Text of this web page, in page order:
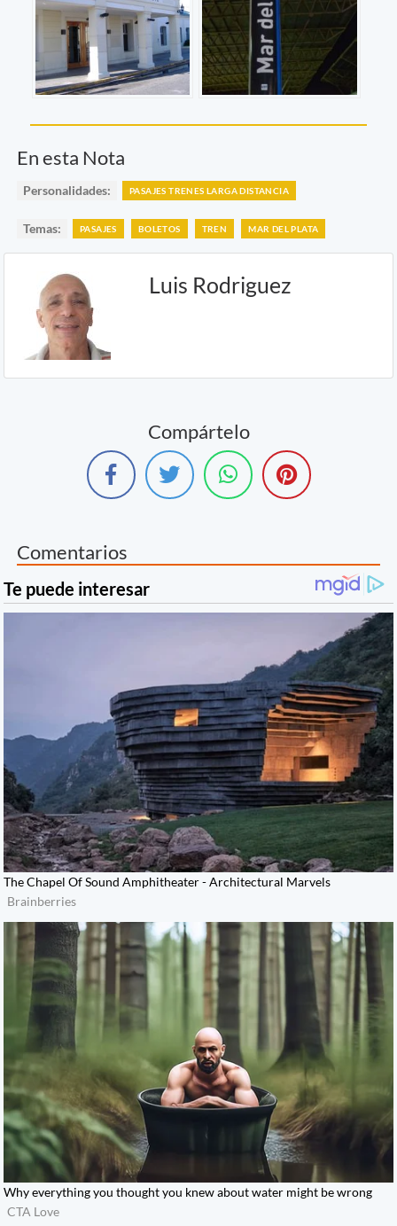
En esta Nota
Personalidades: PASAJES TRENES LARGA DISTANCIA
Temas: PASAJES BOLETOS TREN MAR DEL PLATA
Luis Rodriguez
Compártelo
Comentarios